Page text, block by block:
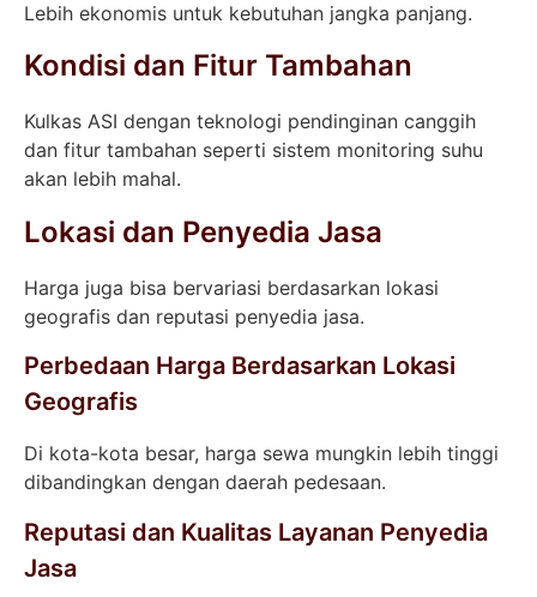
Lebih ekonomis untuk kebutuhan jangka panjang.
Kondisi dan Fitur Tambahan
Kulkas ASI dengan teknologi pendinginan canggih
dan fitur tambahan seperti sistem monitoring suhu
akan lebih mahal.
Lokasi dan Penyedia Jasa
Harga juga bisa bervariasi berdasarkan lokasi
geografis dan reputasi penyedia jasa.
Perbedaan Harga Berdasarkan Lokasi
Geografis
Di kota-kota besar, harga sewa mungkin lebih tinggi
dibandingkan dengan daerah pedesaan.
Reputasi dan Kualitas Layanan Penyedia
Jasa